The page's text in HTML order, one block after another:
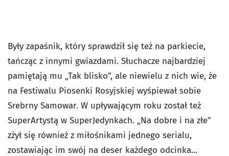
Były zapaśnik, który sprawdził się też na parkiecie,
tańcząc z innymi gwiazdami. Słuchacze najbardziej
pamiętają mu „Tak blisko”, ale niewielu z nich wie, że
na Festiwalu Piosenki Rosyjskiej wyśpiewał sobie
Srebrny Samowar. W upływającym roku został też
SuperArtystą w SuperJedynkach. „Na dobre i na złe”
zżył się również z miłośnikami jednego serialu,
zostawiając im swój na deser każdego odcinka...